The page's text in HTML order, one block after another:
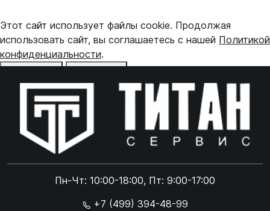
Пн-Чт: 10:00-18:00, Пт: 9:00-17:00
+7 (499) 394-48-99
Этот сайт использует файлы cookie. Продолжая
использовать сайт, вы соглашаетесь с нашей Политикой
конфиденциальности.
Online чат
Online чат